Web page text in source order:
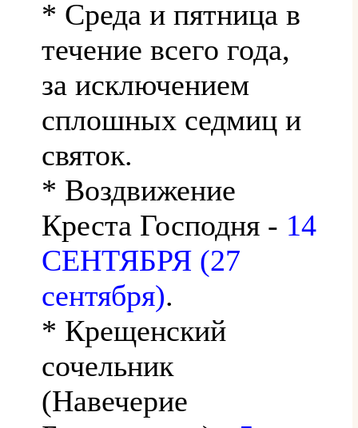
* Среда и пятница в
течение всего года,
за исключением
сплошных седмиц и
святок.
* Воздвижение
Креста Господня - 14
СЕНТЯБРЯ (27
сентября).
* Крещенский
сочельник
(Навечерие